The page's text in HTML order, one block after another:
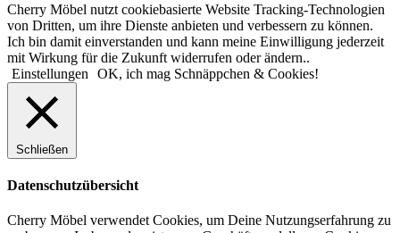
Cherry Möbel nutzt cookiebasierte Website Tracking-Technologien
von Dritten, um ihre Dienste anbieten und verbessern zu können.
Ich bin damit einverstanden und kann meine Einwilligung jederzeit
mit Wirkung für die Zukunft widerrufen oder ändern..
Einstellungen
OK, ich mag Schnäppchen & Cookies!
Schließen
Datenschutzübersicht
Cherry Möbel verwendet Cookies, um Deine Nutzungserfahrung zu